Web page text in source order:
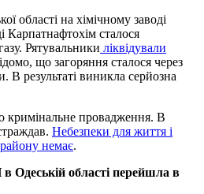
області на хімічному заводі
Карпатнафтохім сталося
Рятувальники ліквідували
що загоряння сталося через
В результаті виникла серйозна
кримінальне провадження. В
Небезпеки для життя і
району немає.
області перейшла в